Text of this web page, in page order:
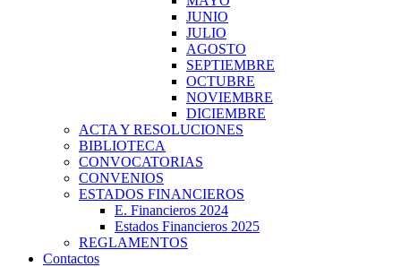
JUNIO
JULIO
AGOSTO
SEPTIEMBRE
OCTUBRE
NOVIEMBRE
DICIEMBRE
ACTA Y RESOLUCIONES
BIBLIOTECA
CONVOCATORIAS
CONVENIOS
ESTADOS FINANCIEROS
E. Financieros 2024
Estados Financieros 2025
REGLAMENTOS
Contactos